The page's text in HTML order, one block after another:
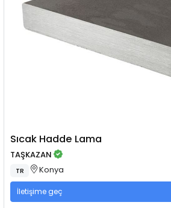
Sıcak Hadde Lama
TAŞKAZAN
TR Konya
İletişime geç